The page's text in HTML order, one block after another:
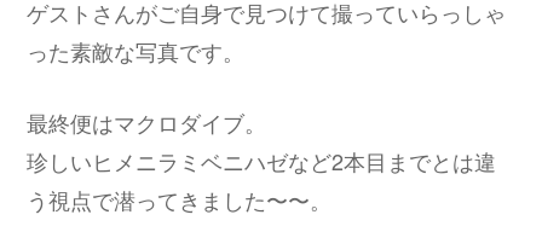
ゲストさんがご自身で見つけて撮っていらっしゃ
った素敵な写真です。
最終便はマクロダイブ。
珍しいヒメニラミベニハゼなど2本目までとは違
う視点で潜ってきました〜〜。